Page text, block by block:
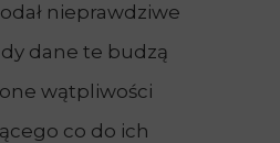
nieprawdziwe
dane te budzą
wątpliwości
co do ich